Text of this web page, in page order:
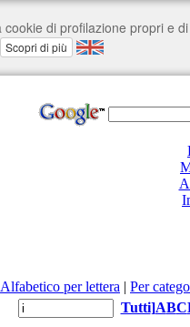
Alfabetico per lettera | Per
Tutti]ABC